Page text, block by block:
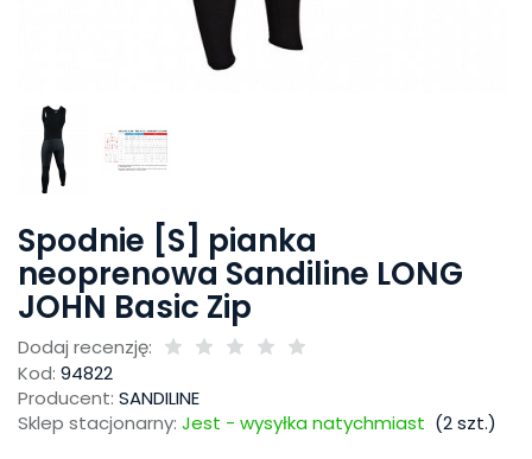
Spodnie [S] pianka
neoprenowa Sandiline LONG
JOHN Basic Zip
Dodaj recenzję:
Kod: 94822
Producent: SANDILINE
Sklep stacjonarny: Jest - wysyłka natychmiast (2szt.)